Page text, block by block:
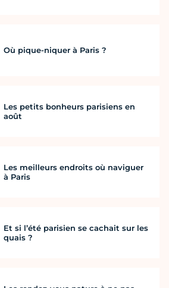
Où pique-niquer à Paris ?
Les petits bonheurs parisiens en
août
Les meilleurs endroits où naviguer
à Paris
Et si l’été parisien se cachait sur les
quais ?